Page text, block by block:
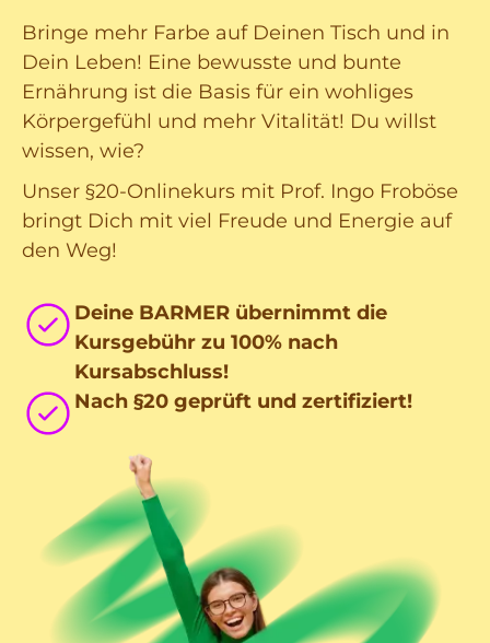
Bringe mehr Farbe auf Deinen Tisch und in
Dein Leben! Eine bewusste und bunte
Ernährung ist die Basis für ein wohliges
Körpergefühl und mehr Vitalität! Du willst
wissen, wie?
Unser §20-Onlinekurs mit Prof. Ingo Froböse
bringt Dich mit viel Freude und Energie auf
den Weg!
Deine BARMER übernimmt die
Kursgebühr zu 100% nach
Kursabschluss!
Nach §20 geprüft und zertifiziert!